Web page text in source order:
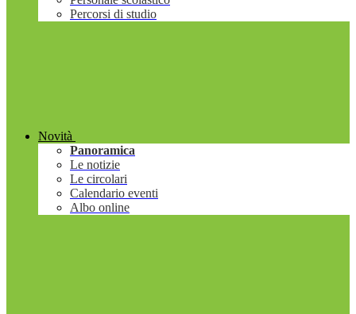
Percorsi di studio
Novità
Panoramica
Le notizie
Le circolari
Calendario eventi
Albo online